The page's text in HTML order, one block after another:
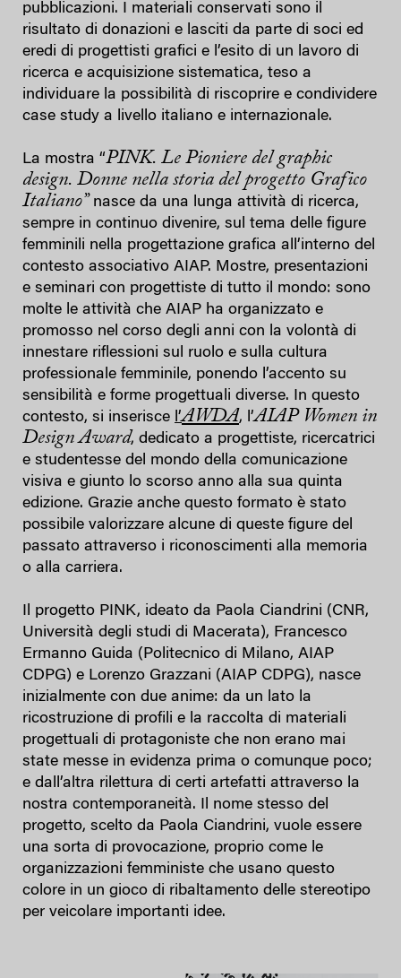
pubblicazioni. I materiali conservati sono il
risultato di donazioni e lasciti da parte di soci ed
eredi di progettisti grafici e l’esito di un lavoro di
ricerca e acquisizione sistematica, teso a
individuare la possibilità di riscoprire e condividere
case study a livello italiano e internazionale.
La mostra “PINK. Le Pioniere del graphic
design. Donne nella storia del progetto Grafico
Italiano” nasce da una lunga attività di ricerca,
sempre in continuo divenire, sul tema delle figure
femminili nella progettazione grafica all’interno del
contesto associativo AIAP. Mostre, presentazioni
e seminari con progettiste di tutto il mondo: sono
molte le attività che AIAP ha organizzato e
promosso nel corso degli anni con la volontà di
innestare riflessioni sul ruolo e sulla cultura
professionale femminile, ponendo l’accento su
sensibilità e forme progettuali diverse. In questo
contesto, si inserisce l’AWDA, l’AIAP Women in
Design Award, dedicato a progettiste, ricercatrici
e studentesse del mondo della comunicazione
visiva e giunto lo scorso anno alla sua quinta
edizione. Grazie anche questo formato è stato
possibile valorizzare alcune di queste figure del
passato attraverso i riconoscimenti alla memoria
o alla carriera.
Il progetto PINK, ideato da Paola Ciandrini (CNR,
Università degli studi di Macerata), Francesco
Ermanno Guida (Politecnico di Milano, AIAP
CDPG) e Lorenzo Grazzani (AIAP CDPG), nasce
inizialmente con due anime: da un lato la
ricostruzione di profili e la raccolta di materiali
progettuali di protagoniste che non erano mai
state messe in evidenza prima o comunque poco;
e dall’altra rilettura di certi artefatti attraverso la
nostra contemporaneità. Il nome stesso del
progetto, scelto da Paola Ciandrini, vuole essere
una sorta di provocazione, proprio come le
organizzazioni femministe che usano questo
colore in un gioco di ribaltamento delle stereotipo
per veicolare importanti idee.